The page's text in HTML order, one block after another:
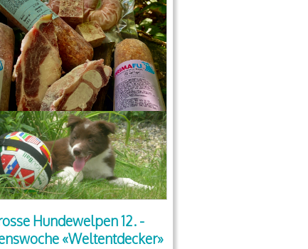
Hundewelpen 12. -
«Weltentdecker»